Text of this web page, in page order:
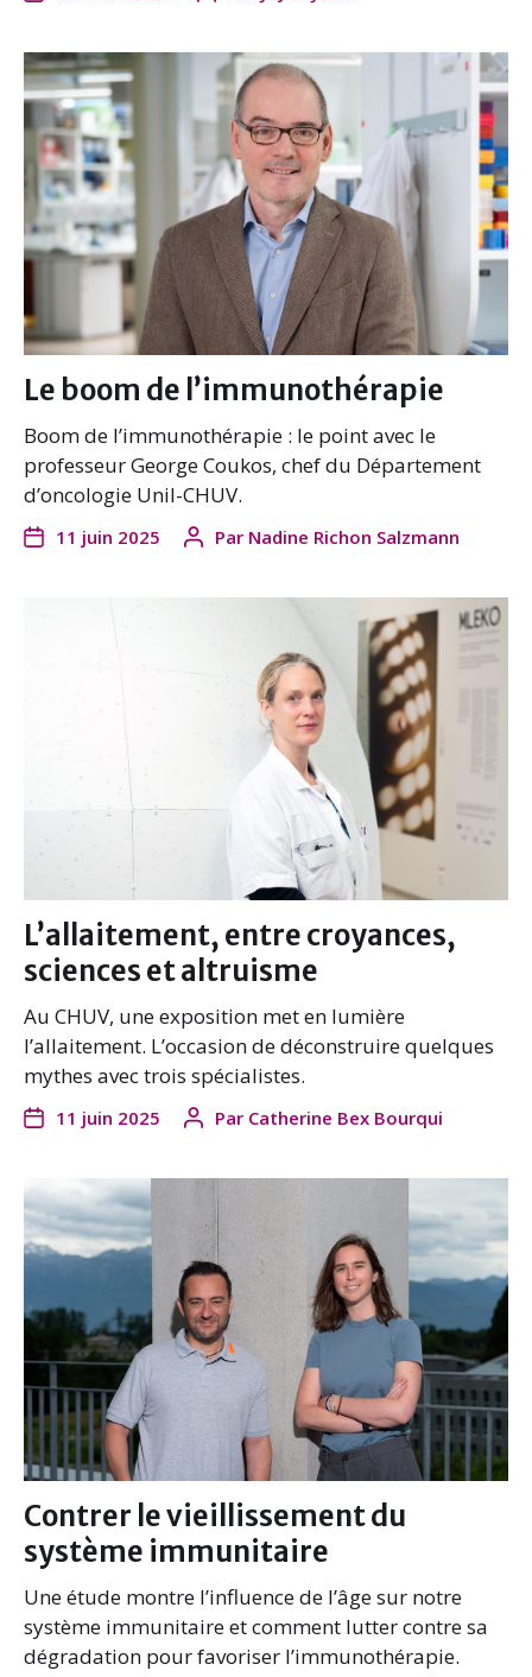
Le boom de l’immunothérapie
Boom de l’immunothérapie : le point avec le
professeur George Coukos, chef du Département
d’oncologie Unil-CHUV.
11 juin 2025 Par Nadine Richon Salzmann
L’allaitement, entre croyances,
sciences et altruisme
Au CHUV, une exposition met en lumière
l’allaitement. L’occasion de déconstruire quelques
mythes avec trois spécialistes.
11 juin 2025 Par Catherine Bex Bourqui
Contrer le vieillissement du
système immunitaire
Une étude montre l’influence de l’âge sur notre
système immunitaire et comment lutter contre sa
dégradation pour favoriser l’immunothérapie.